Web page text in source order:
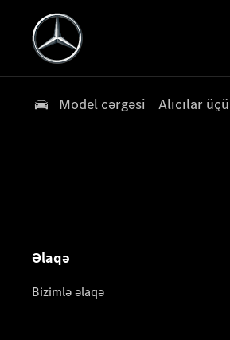
Model cərgəsi Alıcılar
Əlaqə
Bizimlə əlaqə